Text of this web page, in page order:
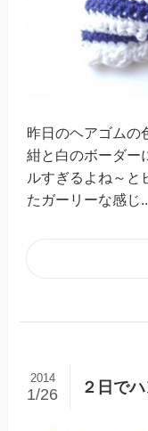
昨日のヘアゴムの
紺と白のボーダー
ルすぎるよね～と
たガーリーな感じ
２日で
2014
1/26